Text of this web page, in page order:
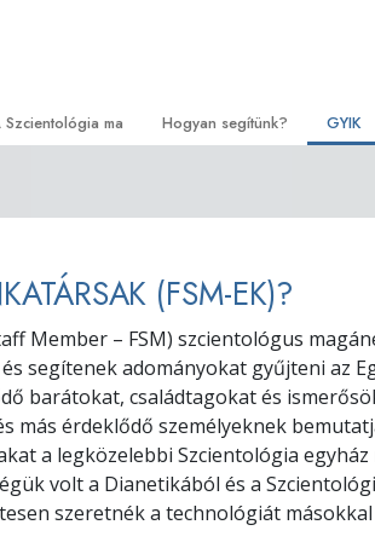
a Scientology-t
Szcientológia ma
David Miscavige – A Scientology
vezetője
Hogyan segítünk?
Criminon
Narconon
Az igazság a drogokról
Együtt az Emberi Jogokért
Állampolgári Bizottság az
Jogokért
GYIK
Kezdő
(FSM-EK)?
Member – FSM) szcientológus
segítenek adományokat gyűjteni az
barátokat, családtagokat és
más érdeklődő személyeknek
a legközelebbi Szcientológia egyház
volt a Dianetikából és a
szeretnék a technológiát másokkal